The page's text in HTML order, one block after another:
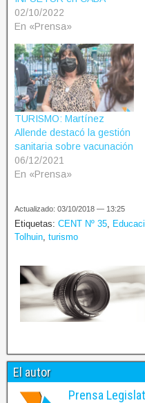
02/10/2022
En «Prensa»
TURISMO: Martínez
Allende destacó la gestión
sanitaria sobre vacunación
06/12/2021
En «Prensa»
Actualizado: 03/10/2018 — 13:25
Etiquetas: CENT Nº 35,
Tolhuin, turismo
El autor
Prensa